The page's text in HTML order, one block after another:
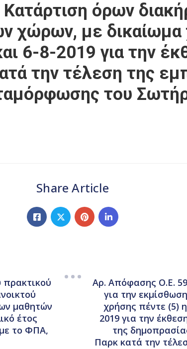
όρων
χώρων, με
6-8-2019 για την
την τέλεση της
του
Share Article
μαθητών
έτος
το ΦΠΑ,
Αρ. Απόφασης Ο.Ε.
για την
χρήσης πέντε (5)
2019 για την
της
Παρκ κατά την